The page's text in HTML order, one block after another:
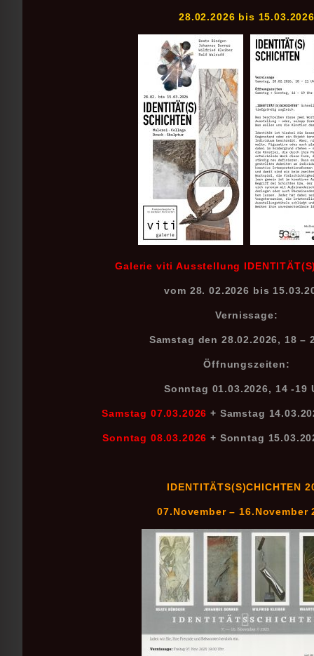
28.02.2026 bis 15.03.2026
Galerie viti Ausstellung
vom 28. 02.2026 bis
Vernissage:
Samstag den 28.02.2026, 18 –
Öffnungszeiten:
Sonntag 01.03.2026, 14 -19
Samstag 07.03.2026+ Samstag
Sonntag 08.03.2026 + Sonntag
IDENTITÄTS(S)CHICHTEN
07.November – 16.November